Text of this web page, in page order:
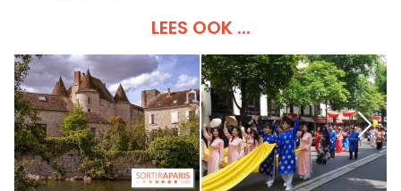
LEES OOK ...